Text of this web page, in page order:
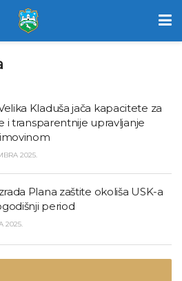
Kladuša jača kapacitete za
i transparentnije upravljanje
2025.
Plana zaštite okoliša USK-a
period
2025.